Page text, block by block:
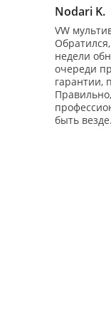
Все услуги
Nodari K.